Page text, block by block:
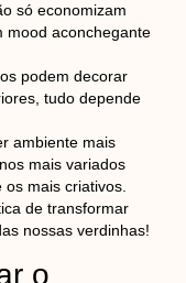
só economizam
mood aconchegante
podem decorar
tudo depende
ambiente mais
mais variados
mais criativos.
de transformar
nossas verdinhas!
o